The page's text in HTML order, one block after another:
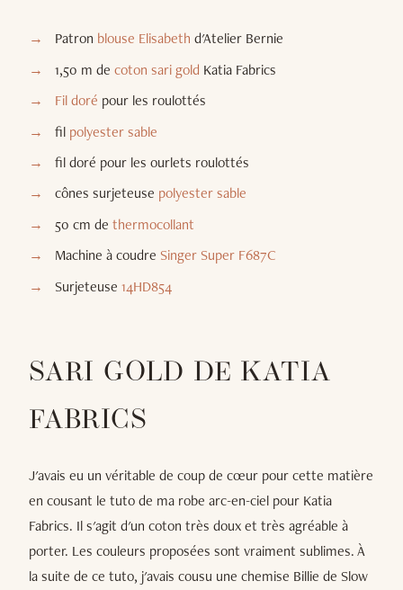
Patron blouse Elisabeth d'Atelier Bernie
1,50 m de coton sari gold Katia Fabrics
Fil doré pour les roulottés
fil polyester sable
fil doré pour les ourlets roulottés
cônes surjeteuse polyester sable
50 cm de thermocollant
Machine à coudre Singer Super F687C
Surjeteuse 14HD854
SARI GOLD DE KATIA
FABRICS
J'avais eu un véritable de coup de cœur pour cette matière
en cousant le tuto de ma robe arc-en-ciel pour Katia
Fabrics. Il s'agit d'un coton très doux et très agréable à
porter. Les couleurs proposées sont vraiment sublimes. À
la suite de ce tuto, j'avais cousu une chemise Billie de Slow